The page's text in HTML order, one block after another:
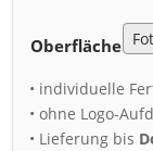
Oberfläche
• individuelle
• ohne Logo-
• Lieferung bis